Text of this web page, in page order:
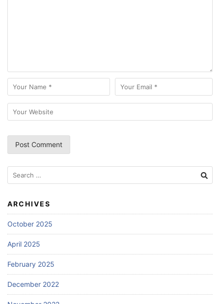
Search
for:
ARCHIVES
October 2025
April 2025
February 2025
December 2022